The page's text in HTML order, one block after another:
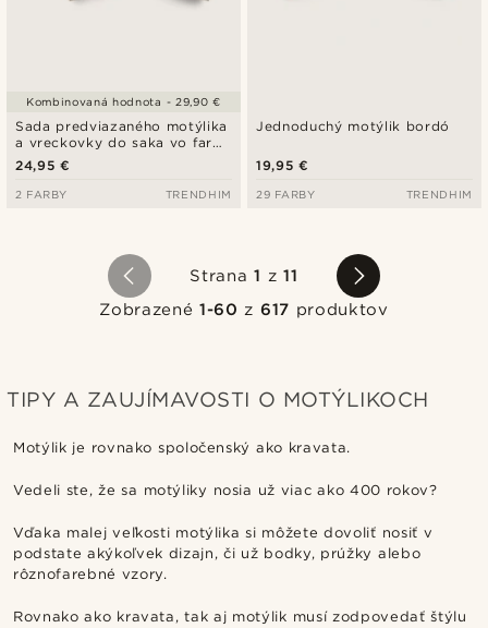
Sada predviazaného motýlika
a vreckovky do saka vo farbe
šampanského
24,95 €
Kombinovaná hodnota - 29,90 €
2 FARBY TRENDHIM
Jednoduchý motýlik bordó
19,95 €
29 FARBY TRENDHIM
Strana1 z11
Zobrazené1-60 z 617 produktov
TIPY A ZAUJÍMAVOSTI O MOTÝLIKOCH
Motýlik je rovnako spoločenský ako kravata.
Vedeli ste, že sa motýliky nosia už viac ako 400 rokov?
Vďaka malej veľkosti motýlika si môžete dovoliť nosiť v
podstate akýkoľvek dizajn, či už bodky, prúžky alebo
rôznofarebné vzory.
Rovnako ako kravata, tak aj motýlik musí zodpovedať štýlu